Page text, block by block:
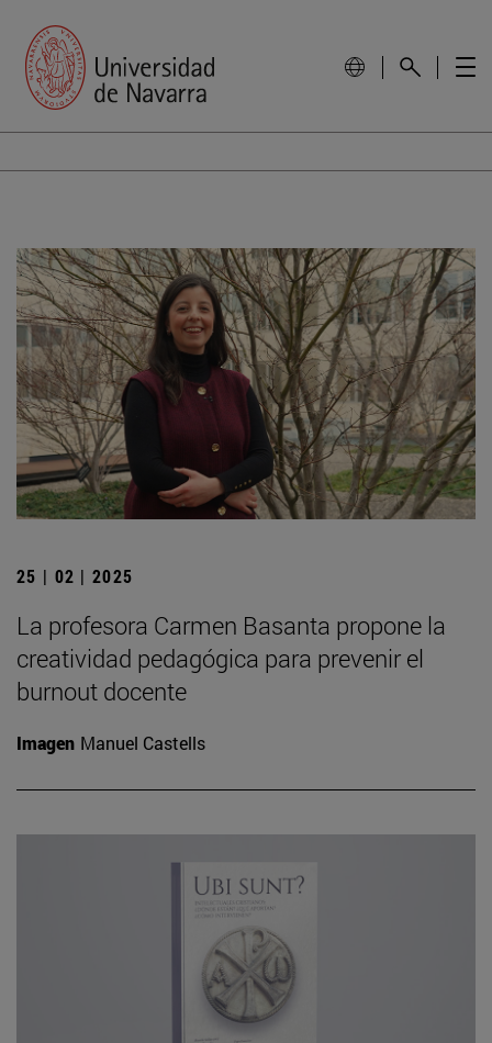
25 | 02 | 2025
La profesora Carmen Basanta propone la
creatividad pedagógica para prevenir el
burnout docente
Imagen Manuel Castells